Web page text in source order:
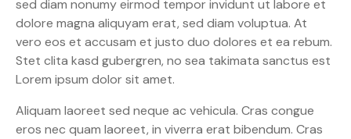
sed diam nonumy eirmod tempor invidunt ut labore et
dolore magna aliquyam erat, sed diam voluptua. At
vero eos et accusam et justo duo dolores et ea rebum.
Stet clita kasd gubergren, no sea takimata sanctus est
Lorem ipsum dolor sit amet.
Aliquam laoreet sed neque ac vehicula. Cras congue
eros nec quam laoreet, in viverra erat bibendum. Cras